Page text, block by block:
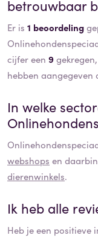
betrouwbaar
Er is 1 beoordeling
cijfer een 9
hebben aangegeven
In welke
webshops en
dierenwinkels.
Ik heb alle
Heb je een positieve